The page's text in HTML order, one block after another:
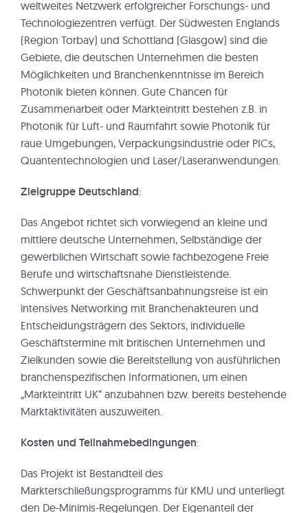
weltweites Netzwerk erfolgreicher Forschungs- und
Technologiezentren verfügt. Der Südwesten Englands
(Region Torbay) und Schottland (Glasgow) sind die
Gebiete, die deutschen Unternehmen die besten
Möglichkeiten und Branchenkenntnisse im Bereich
Photonik bieten können. Gute Chancen für
Zusammenarbeit oder Markteintritt bestehen z.B. in
Photonik für Luft- und Raumfahrt sowie Photonik für
raue Umgebungen, Verpackungsindustrie oder PICs,
Quantentechnologien und Laser/Laseranwendungen.
Zielgruppe Deutschland:
Das Angebot richtet sich vorwiegend an kleine und
mittlere deutsche Unternehmen, Selbständige der
gewerblichen Wirtschaft sowie fachbezogene Freie
Berufe und wirtschaftsnahe Dienstleistende.
Schwerpunkt der Geschäftsanbahnungsreise ist ein
intensives Networking mit Branchenakteuren und
Entscheidungsträgern des Sektors, individuelle
Geschäftstermine mit britischen Unternehmen und
Zielkunden sowie die Bereitstellung von ausführlichen
branchenspezifischen Informationen, um einen
„Markteintritt UK“ anzubahnen bzw. bereits bestehende
Marktaktivitäten auszuweiten.
Kosten und Teilnahmebedingungen:
Das Projekt ist Bestandteil des
Markterschließungsprogramms für KMU und unterliegt
den De-Minimis-Regelungen. Der Eigenanteil der